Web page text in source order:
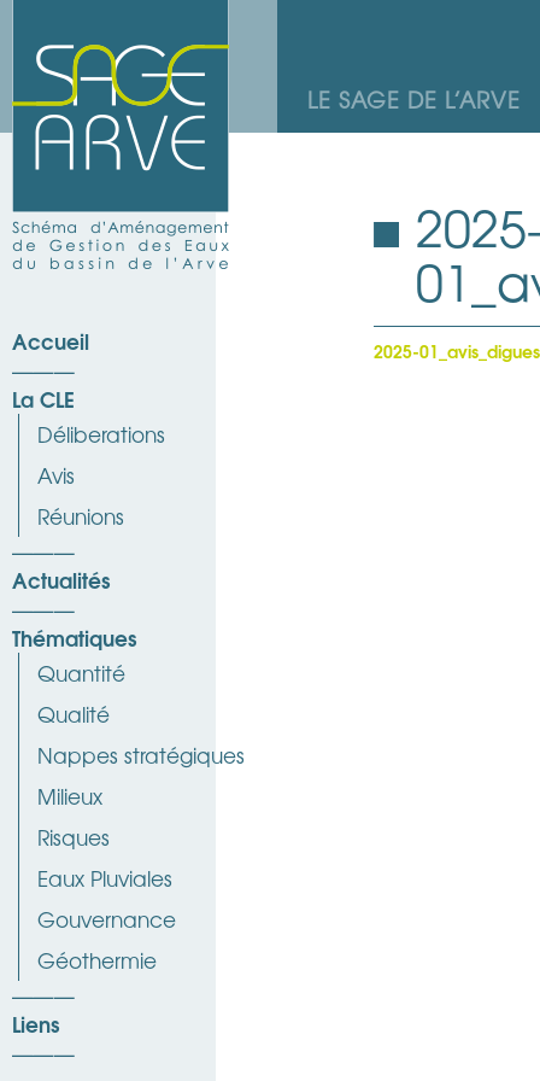
LE SAGE DE L’ARVE
Accueil
La CLE
Déliberations
Avis
Réunions
Actualités
Thématiques
Quantité
Qualité
Nappes stratégiques
Milieux
Risques
Eaux Pluviales
Gouvernance
Géothermie
Liens
2025-